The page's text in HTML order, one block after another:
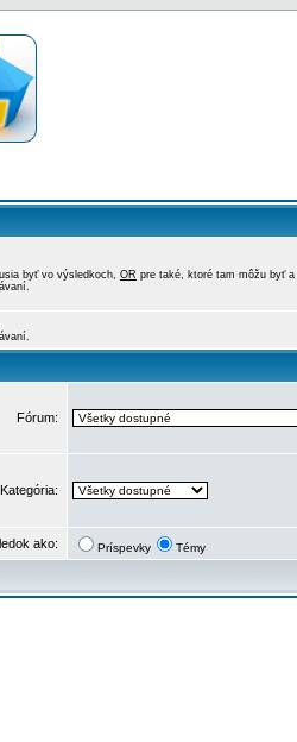
byť vo výsledkoch, OR pre také, ktoré tam môžu byť a
Fórum:
Kategória:
ako: Príspevky Témy